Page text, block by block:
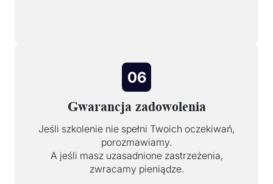
06
Gwarancja zadowolenia
Jeśli szkolenie nie spełni Twoich oczekiwań,
porozmawiamy.
A jeśli masz uzasadnione zastrzeżenia,
zwracamy pieniądze.